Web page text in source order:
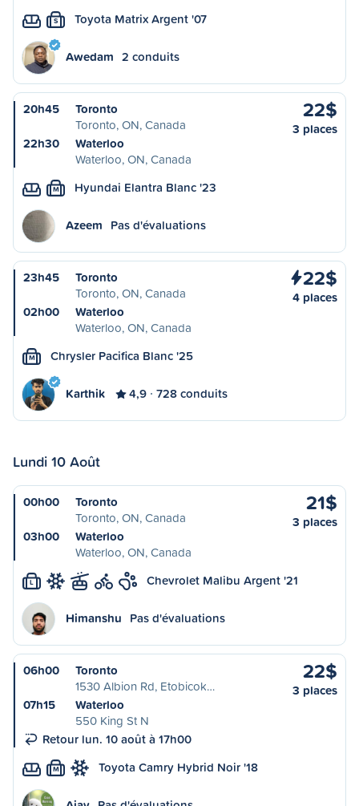
S Toyota Matrix Argent '07
Awedam 2 conduits
20h45
Toronto
Toronto, ON, Canada
22h30
Waterloo
Waterloo, ON, Canada
22$
3 places
M Hyundai Elantra Blanc '23
Azeem Pas d'évaluations
23h45
Toronto
Toronto, ON, Canada
02h00
Waterloo
Waterloo, ON, Canada
22$
4 places
M Chrysler Pacifica Blanc '25
Karthik 4,9 728 conduits
Lundi 10 Août
00h00
Toronto
Toronto, ON, Canada
03h00
Waterloo
Waterloo, ON, Canada
21$
3 places
L Chevrolet Malibu Argent '21
Himanshu Pas d'évaluations
06h00
Toronto
1530 Albion Rd, Etobicok…
07h15
Waterloo
550 King St N
Retour lun. 10 août à 17h00
22$
3 places
M Toyota Camry Hybrid Noir '18